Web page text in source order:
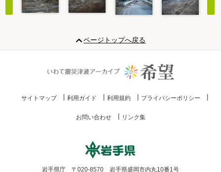
20
ページトップへ戻る
サイトマップ 利用ガイド 利用規約 プライバシーポリシー
お問い合わせ リンク集
岩手県庁 〒020-8570 岩手県盛岡市内丸10番1号